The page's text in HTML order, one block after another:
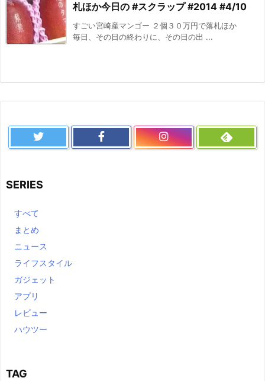
札ほか今日の #スクラップ #2014 #4/10
すごい宮崎産マンゴー ２個３０万円で落札ほか
毎日、その日の終わりに、その日の出 ...
SERIES
すべて
まとめ
ニュース
ライフスタイル
ガジェット
アプリ
レビュー
ハウツー
TAG